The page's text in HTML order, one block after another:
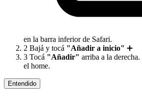
en la barra inferior de Safari.
2 Bajá y tocá "Añadir a inicio" ➕
3 Tocá "Añadir" arriba a la
el home.
Entendido